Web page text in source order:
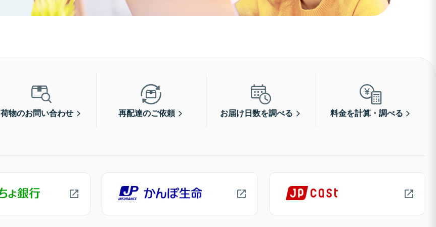
荷物のお問い合わせ 再配達のご依頼 お届け日数を調べる 料金を計算・調べる